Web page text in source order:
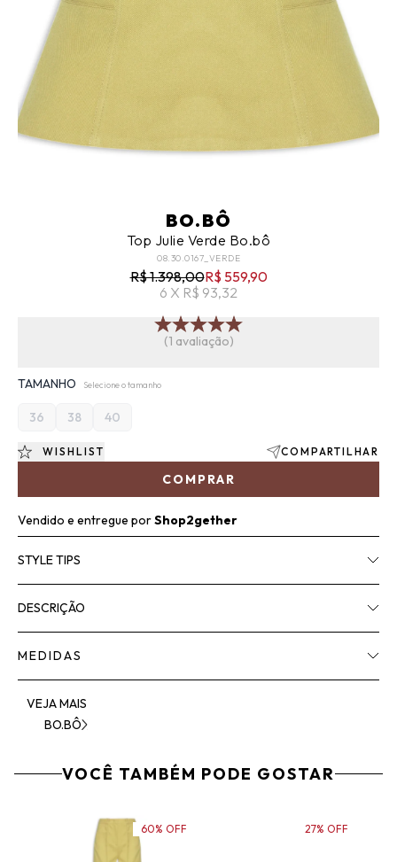
BO.BÔ
Top Julie Verde Bo.bô
08.30.0167_VERDE
R$ 1.398,00R$ 559,90
6 X R$ 93,32
(1 avaliação)
TAMANHO Selecione o tamanho
36 38 40
COMPRAR
WISHLIST COMPARTILHAR
Vendido e entregue porShop2gether
STYLE TIPS
DESCRIÇÃO
MEDIDAS
VEJA MAIS
BO.BÔ
VOCÊ TAMBÉM PODE GOSTAR
60% OFF 27% OFF